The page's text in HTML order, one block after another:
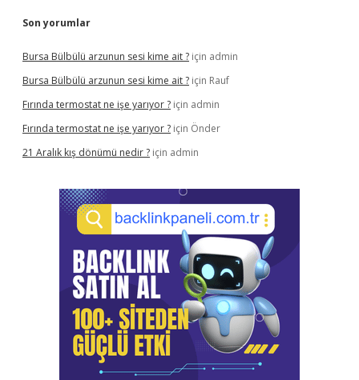
Son yorumlar
Bursa Bülbülü arzunun sesi kime ait ? için admin
Bursa Bülbülü arzunun sesi kime ait ? için Rauf
Fırında termostat ne işe yarıyor ? için admin
Fırında termostat ne işe yarıyor ? için Önder
21 Aralık kış dönümü nedir ? için admin